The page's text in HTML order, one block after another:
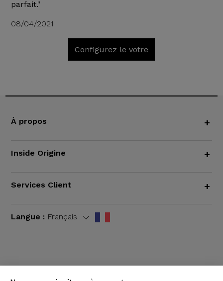
parfait."
08/04/2021
Configurez le votre
À propos +
Inside Origine +
Services Client +
Langue : Français